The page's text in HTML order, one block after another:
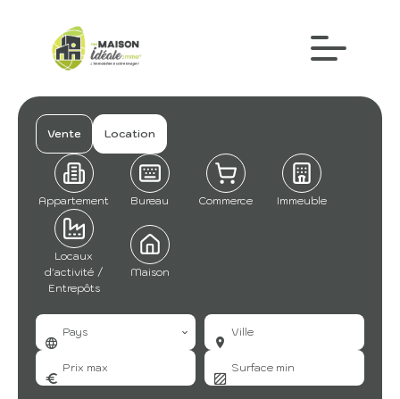
Vente Location
Appartement Bureau Commerce Immeuble
Locaux
d'activité /
Entrepôts
Maison
Pays Ville